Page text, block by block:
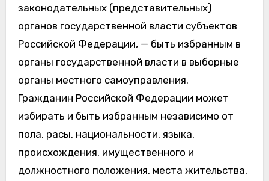
законодательных (представительных)
органов государственной власти субъектов
Российской Федерации, — быть избранным в
органы государственной власти в выборные
органы местного самоуправления.
Гражданин Российской Федерации может
избирать и быть избранным независимо от
пола, расы, национальности, языка,
происхождения, имущественного и
должностного положения, места жительства,